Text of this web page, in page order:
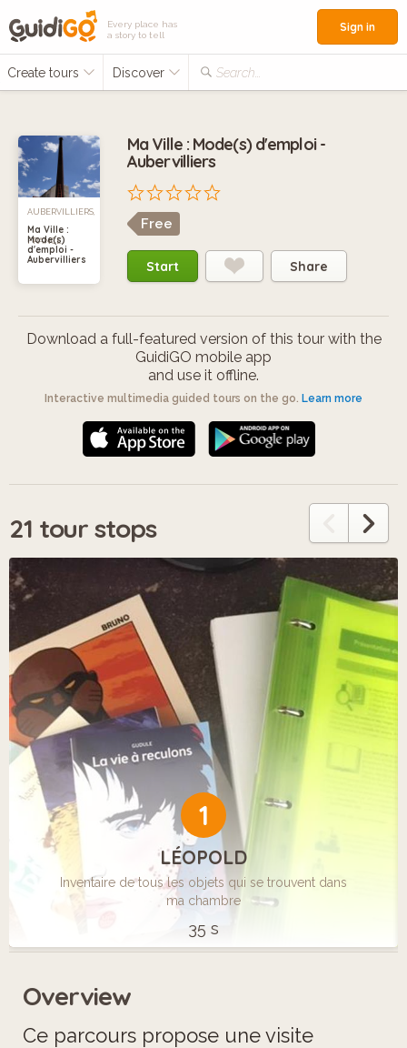
Every place has
a story to tell
Create tours Discover Search...
Sign in
AUBERVILLIERS,
FRANCE
Ma Ville :
Mode(s)
d'emploi -
Aubervilliers
Ma Ville : Mode(s) d'emploi -
Aubervilliers
Free
Start Share
Download a full-featured version of this tour with the
GuidiGO mobile app
and use it offline.
Interactive multimedia guided tours on the go. Learn more
21 tour stops
1
LÉOPOLD
Inventaire de tous les objets qui se trouvent dans
ma chambre
35 s
Overview
Ce parcours propose une visite